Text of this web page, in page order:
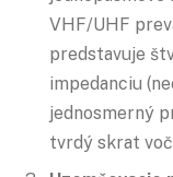
VHF/UHF
predstavuje
impedanciu
jednosmerný
tvrdý skrat